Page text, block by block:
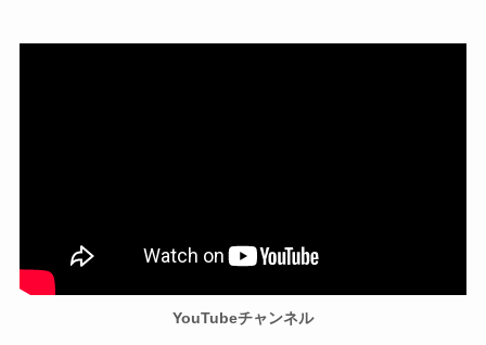
YouTubeチャンネル